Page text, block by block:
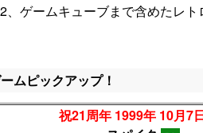
、ゲームキューブまで含めたレ
ムピックアップ！
祝21周年 1999年 10月7